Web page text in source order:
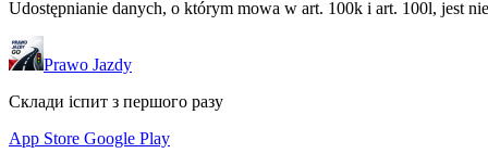
Udostępnianie danych, o którym mowa w art. 100k i art. 100l, jest
Prawo Jazdy
Склади іспит з першого разу
App Store Google Play